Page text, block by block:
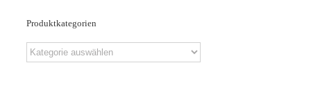
Produktkategorien